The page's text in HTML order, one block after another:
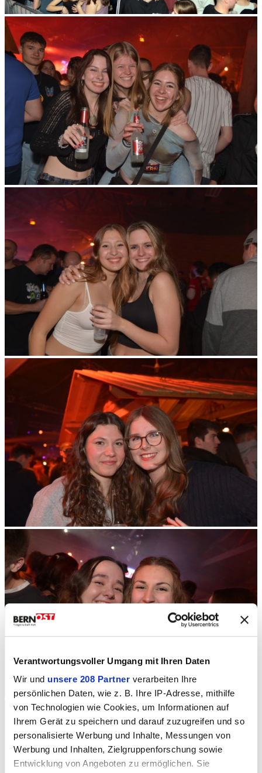
Verantwortungsvoller Umgang mit Ihren Daten
Wir und unsere 208 Partner verarbeiten Ihre
persönlichen Daten, wie z. B. Ihre IP-Adresse, mithilfe
von Technologien wie Cookies, um Informationen auf
Ihrem Gerät zu speichern und darauf zuzugreifen und so
personalisierte Werbung und Inhalte, Messungen von
Werbung und Inhalten, Zielgruppenforschung sowie
Entwicklung von Angeboten zu ermöglichen. Sie